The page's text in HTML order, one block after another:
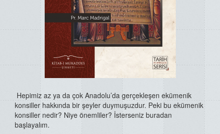
Hepimiz az ya da çok Anadolu’da gerçekleşen ekümenik
konsiller hakkında bir şeyler duymuşuzdur. Peki bu ekümenik
konsiller nedir? Niye önemliler? İsterseniz buradan
başlayalım.